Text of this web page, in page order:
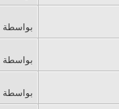
بواسطة
بواسطة
بواسطة